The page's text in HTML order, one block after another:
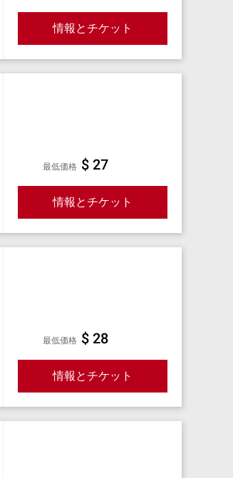
情報とチケット
最低価格 $ 27
情報とチケット
最低価格 $ 28
情報とチケット